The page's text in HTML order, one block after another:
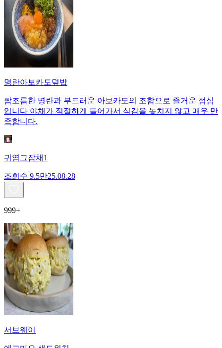
명란아보카도덮밥
짭조름한 명란과 부드러운 아보카도의 조합으로 즐거운 점심
입니다 야채가 적절하게 들어가서 식감을 놓치지 않고 매우 만
족합니다.
귀염그잡채1
조회수 9.5만25.08.28
999+
서브웨이